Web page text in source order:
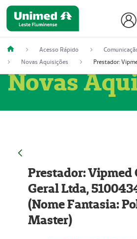
Acesso Rápido
Novas Aquisições
Novas
Prestador:
Geral Ltda,
(Nome Fantasia:
Master)